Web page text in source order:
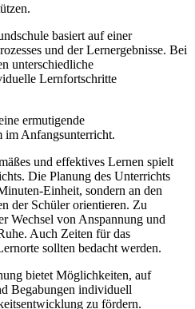
basiert auf einer
und der Lernergebnisse. Bei
unterschiedliche
Lernfortschritte
ermutigende
im Anfangsunterricht.
und effektives Lernen spielt
Die Planung des Unterrichts
Einheit, sondern an den
der Schüler orientieren. Zu
Wechsel von Anspannung und
Auch Zeiten für das
sollten bedacht werden.
bietet Möglichkeiten, auf
Begabungen individuell
zu fördern.